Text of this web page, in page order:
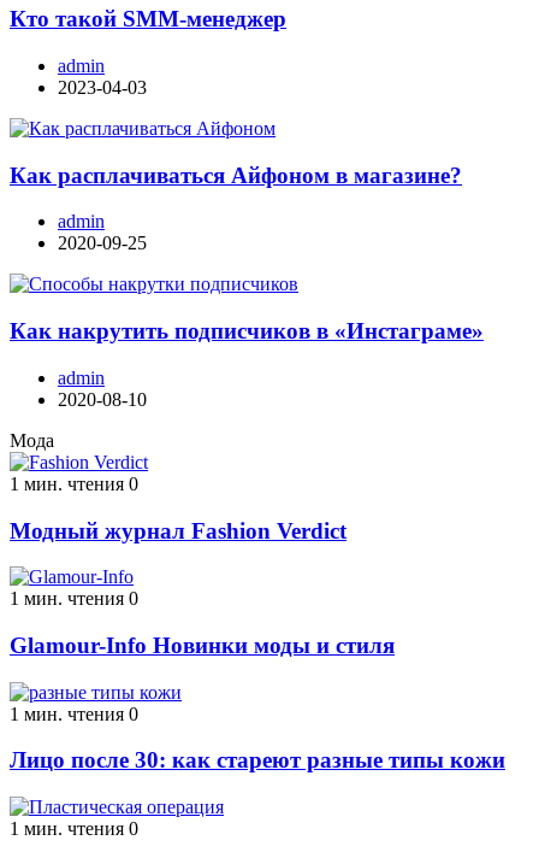
Кто такой SMM-менеджер
admin
2023-04-03
Как расплачиваться Айфоном в магазине?
admin
2020-09-25
Как накрутить подписчиков в «Инстаграме»
admin
2020-08-10
Мода
1 мин. чтения 0
Модный журнал Fashion Verdict
1 мин. чтения 0
Glamour-Info Новинки моды и стиля
1 мин. чтения 0
Лицо после 30: как стареют разные типы кожи
1 мин. чтения 0